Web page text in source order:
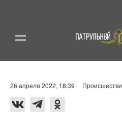
26 апреля 2022, 18:39